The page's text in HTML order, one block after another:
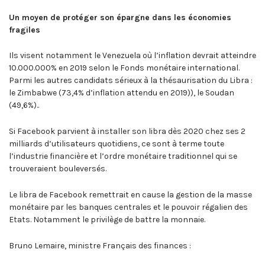
Un moyen de protéger son épargne dans les économies
fragiles
Ils visent notamment le Venezuela où l’inflation devrait atteindre
10.000.000% en 2019 selon le Fonds monétaire international.
Parmi les autres candidats sérieux à la thésaurisation du Libra :
le Zimbabwe (73,4% d’inflation attendu en 2019)), le Soudan
(49,6%)..
Si Facebook parvient à installer son libra dès 2020 chez ses 2
milliards d’utilisateurs quotidiens, ce sont à terme toute
l’industrie financière et l’ordre monétaire traditionnel qui se
trouveraient bouleversés.
Le libra de Facebook remettrait en cause la gestion de la masse
monétaire par les banques centrales et le pouvoir régalien des
Etats. Notamment le privilège de battre la monnaie.
Bruno Lemaire, ministre Français des finances :